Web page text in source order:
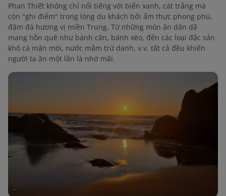
Phan Thiết không chỉ nổi tiếng với biển xanh, cát trắng mà
còn "ghi điểm" trong lòng du khách bởi ẩm thực phong phú,
đậm đà hương vị miền Trung. Từ những món ăn dân dã
mang hồn quê như bánh căn, bánh xèo, đến các loại đặc sản
khô cá mặn mòi, nước mắm trứ danh, v.v. tất cả đều khiến
người ta ăn một lần là nhớ mãi.